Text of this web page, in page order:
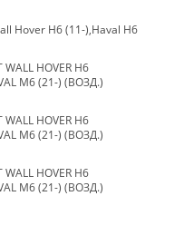
Hover H6 (11-),Haval H6
HOVER H6
M6 (21-) (ВОЗД.)
HOVER H6
M6 (21-) (ВОЗД.)
HOVER H6
M6 (21-) (ВОЗД.)